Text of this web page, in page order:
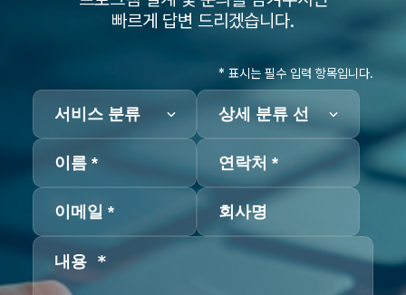
빠르게 답변 드리겠습니다.
* 표시는 필수 입력 항목입니다.